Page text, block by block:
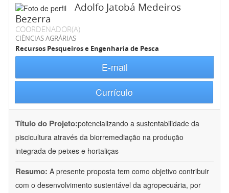
Adolfo Jatobá Medeiros
Bezerra
COORDENADOR(A)
CIÊNCIAS AGRÁRIAS
Recursos Pesqueiros e Engenharia de Pesca
E-mail
Currículo
Título do Projeto:potencializando a sustentabilidade da
piscicultura através da biorremediação na produção
integrada de peixes e hortaliças
Resumo: A presente proposta tem como objetivo contribuir
com o desenvolvimento sustentável da agropecuária, por